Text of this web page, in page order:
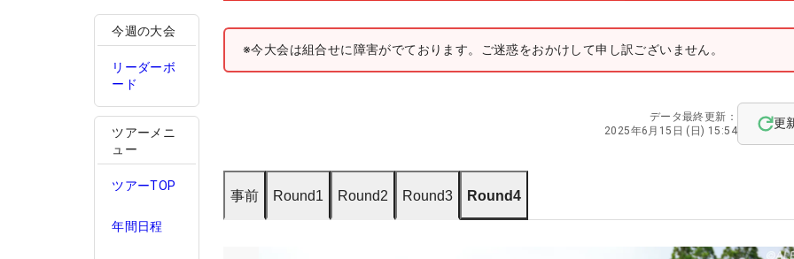
今週の大会
リーダーボ
ード
ツアーメニ
ュー
ツアーTOP
年間日程
※今大会は組合せに障害がでております。ご迷惑をおかけして申し訳ございません。
データ最終更新：
2025年6月15日 (日) 15:54
更
事前 Round1 Round2 Round3 Round4